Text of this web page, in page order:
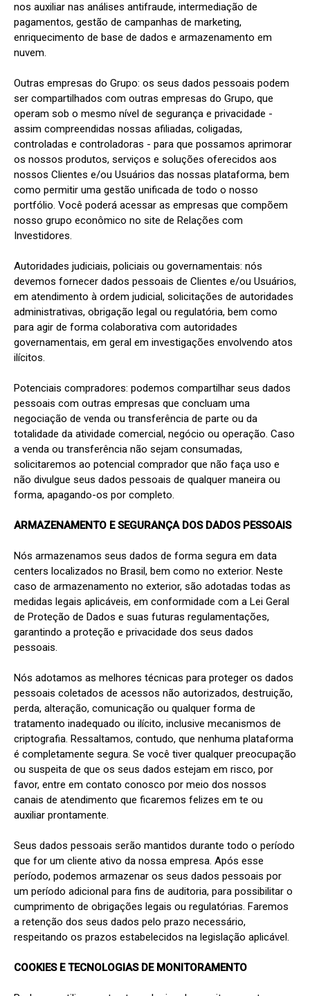
nos auxiliar nas análises antifraude, intermediação de
pagamentos, gestão de campanhas de marketing,
enriquecimento de base de dados e armazenamento em
nuvem.
Outras empresas do Grupo: os seus dados pessoais podem
ser compartilhados com outras empresas do Grupo, que
operam sob o mesmo nível de segurança e privacidade -
assim compreendidas nossas afiliadas, coligadas,
controladas e controladoras - para que possamos aprimorar
os nossos produtos, serviços e soluções oferecidos aos
nossos Clientes e/ou Usuários das nossas plataforma, bem
como permitir uma gestão unificada de todo o nosso
portfólio. Você poderá acessar as empresas que compõem
nosso grupo econômico no site de Relações com
Investidores.
Autoridades judiciais, policiais ou governamentais: nós
devemos fornecer dados pessoais de Clientes e/ou Usuários,
em atendimento à ordem judicial, solicitações de autoridades
administrativas, obrigação legal ou regulatória, bem como
para agir de forma colaborativa com autoridades
governamentais, em geral em investigações envolvendo atos
ilícitos.
Potenciais compradores: podemos compartilhar seus dados
pessoais com outras empresas que concluam uma
negociação de venda ou transferência de parte ou da
totalidade da atividade comercial, negócio ou operação. Caso
a venda ou transferência não sejam consumadas,
solicitaremos ao potencial comprador que não faça uso e
não divulgue seus dados pessoais de qualquer maneira ou
forma, apagando-os por completo.
ARMAZENAMENTO E SEGURANÇA DOS DADOS PESSOAIS
Nós armazenamos seus dados de forma segura em data
centers localizados no Brasil, bem como no exterior. Neste
caso de armazenamento no exterior, são adotadas todas as
medidas legais aplicáveis, em conformidade com a Lei Geral
de Proteção de Dados e suas futuras regulamentações,
garantindo a proteção e privacidade dos seus dados
pessoais.
Nós adotamos as melhores técnicas para proteger os dados
pessoais coletados de acessos não autorizados, destruição,
perda, alteração, comunicação ou qualquer forma de
tratamento inadequado ou ilícito, inclusive mecanismos de
criptografia. Ressaltamos, contudo, que nenhuma plataforma
é completamente segura. Se você tiver qualquer preocupação
ou suspeita de que os seus dados estejam em risco, por
favor, entre em contato conosco por meio dos nossos
canais de atendimento que ficaremos felizes em te ou
auxiliar prontamente.
Seus dados pessoais serão mantidos durante todo o período
que for um cliente ativo da nossa empresa. Após esse
período, podemos armazenar os seus dados pessoais por
um período adicional para fins de auditoria, para possibilitar o
cumprimento de obrigações legais ou regulatórias. Faremos
a retenção dos seus dados pelo prazo necessário,
respeitando os prazos estabelecidos na legislação aplicável.
COOKIES E TECNOLOGIAS DE MONITORAMENTO